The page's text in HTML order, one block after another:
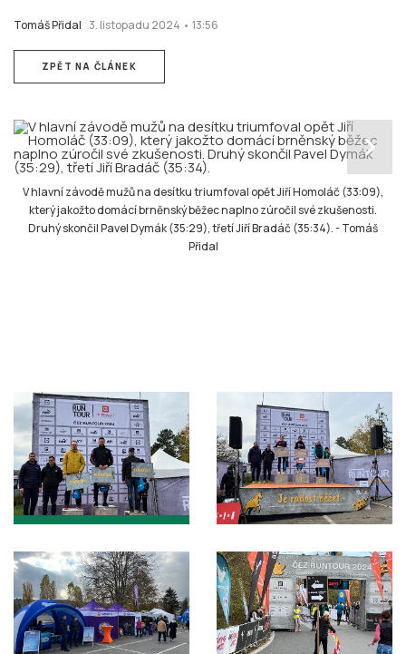
Tomáš Přidal 3. listopadu 2024 • 13:56
ZPĚT NA ČLÁNEK
chevron_right
V hlavní závodě mužů na desítku triumfoval opět Jiří Homoláč (33:09),
který jakožto domácí brněnský běžec naplno zúročil své zkušenosti.
Druhý skončil Pavel Dymák (35:29), třetí Jiří Bradáč (35:34).-Tomáš
Přidal